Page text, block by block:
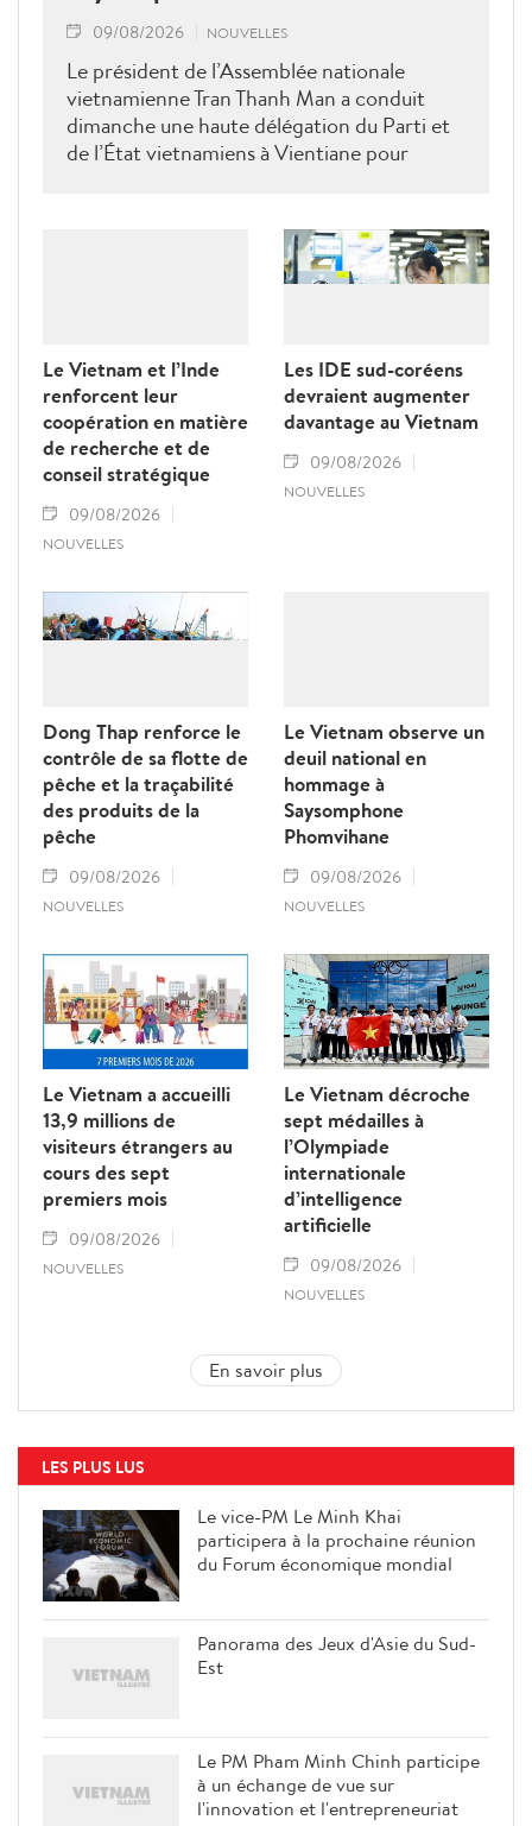
09/08/2026 NOUVELLES
Le président de l’Assemblée nationale
vietnamienne Tran Thanh Man a conduit
dimanche une haute délégation du Parti et
de l’État vietnamiens à Vientiane pour
Phomvihane, soulignant ses contributions
au renforcement des relations d’amitié et
de solidarité entre les deux pays.
Le Vietnam et l’Inde
renforcent leur
coopération en matière
de recherche et de
conseil stratégique
09/08/2026
NOUVELLES
Les IDE sud-coréens
devraient augmenter
davantage au Vietnam
09/08/2026
NOUVELLES
Dong Thap renforce le
contrôle de sa flotte de
pêche et la traçabilité
des produits de la
pêche
09/08/2026
NOUVELLES
Le Vietnam observe un
deuil national en
hommage à
Saysomphone
Phomvihane
09/08/2026
NOUVELLES
Le Vietnam a accueilli
13,9 millions de
visiteurs étrangers au
cours des sept
premiers mois
09/08/2026
NOUVELLES
Le Vietnam décroche
sept médailles à
l’Olympiade
internationale
d’intelligence
artificielle
09/08/2026
NOUVELLES
En savoir plus
LES PLUS LUS
Le vice-PM Le Minh Khai
participera à la prochaine réunion
du Forum économique mondial
Panorama des Jeux d'Asie du Sud-
Est
Le PM Pham Minh Chinh participe
à un échange de vue sur
l'innovation et l'entrepreneuriat